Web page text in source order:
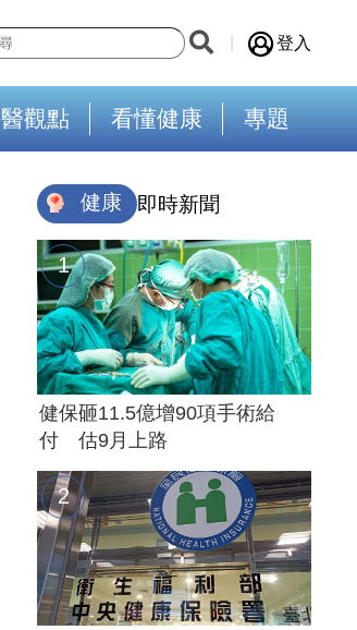
登入
醫觀點 看懂健康 專題
健康 即時新聞
健保砸11.5億增90項手術給
付 估9月上路